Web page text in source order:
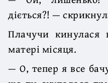
діється?! —
Плачучи кинулася
матері місяця.
— О, тепер я все